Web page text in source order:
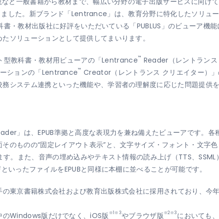
した。新ブランド「Lentrance」は、教育分野に特化したソリュ
・教材出版社に好評をいただいている「PUBLUS」のビューア機
ソリューションとして提供してまいります。
教科書・教材用ビューアの「Lentrance™ Reader（レントラン
ションの「Lentrance™ Creator（レントランス クリエイター）
システム連携といった機能や、学習者の理解度に応じた問題提供
」は、EPUB準拠と高度な表現力を兼ね備えたビューアです。各
のものの“固定レイアウト表示”と、文字サイズ・フォント・文字
す。また、音声の埋め込みやテキスト情報の読み上げ（TTS、
いったファイルをEPUBと同様に本棚に並べることが可能です。
東京書籍株式会社および教育出版株式会社に採用されており、今
Windows版だけでなく、iOS版 ※1※3やブラウザ版※2※3においても